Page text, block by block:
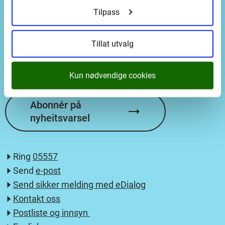
Tilpass
Tillat utvalg
Kun nødvendige cookies
Vestland fylkeskommune
Abonnér på
nyheitsvarsel
Ring 05557
Send e-post
Send sikker melding med eDialog
Kontakt oss
Postliste og innsyn